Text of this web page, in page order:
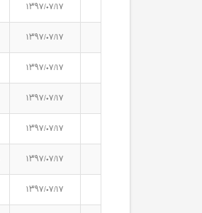
۱۳۹۷/۰۷/۱۷
۱۳۹۷/۰۷/۱۷
۱۳۹۷/۰۷/۱۷
۱۳۹۷/۰۷/۱۷
۱۳۹۷/۰۷/۱۷
۱۳۹۷/۰۷/۱۷
۱۳۹۷/۰۷/۱۷